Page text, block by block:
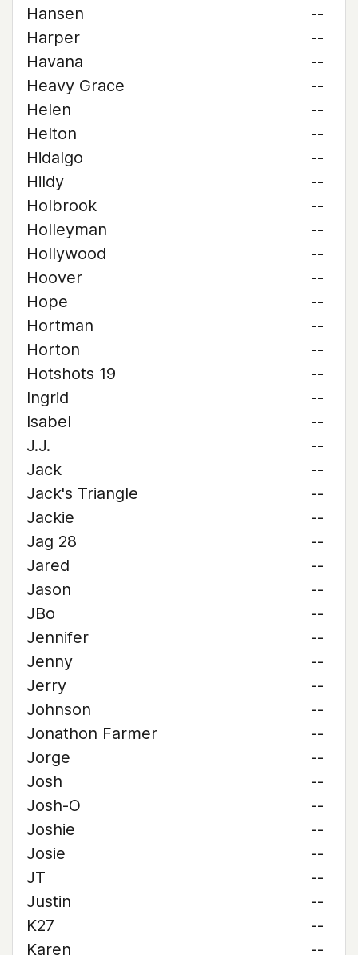
Hansen
--
Harper
--
Havana
--
Heavy Grace
--
Helen
--
Helton
--
Hidalgo
--
Hildy
--
Holbrook
--
Holleyman
--
Hollywood
--
Hoover
--
Hope
--
Hortman
--
Horton
--
Hotshots 19
--
Ingrid
--
Isabel
--
J.J.
--
Jack
--
Jack's Triangle
--
Jackie
--
Jag 28
--
Jared
--
Jason
--
JBo
--
Jennifer
--
Jenny
--
Jerry
--
Johnson
--
Jonathon Farmer
--
Jorge
--
Josh
--
Josh-O
--
Joshie
--
Josie
--
JT
--
Justin
--
K27
--
Karen
--